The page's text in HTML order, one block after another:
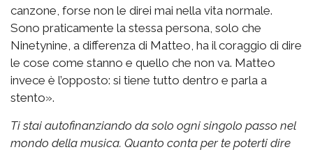
canzone, forse non le direi mai nella vita normale.
Sono praticamente la stessa persona, solo che
Ninetynine, a differenza di Matteo, ha il coraggio di dire
le cose come stanno e quello che non va. Matteo
invece è l’opposto: si tiene tutto dentro e parla a
stento».
Ti stai autofinanziando da solo ogni singolo passo nel
mondo della musica. Quanto conta per te poterti dire